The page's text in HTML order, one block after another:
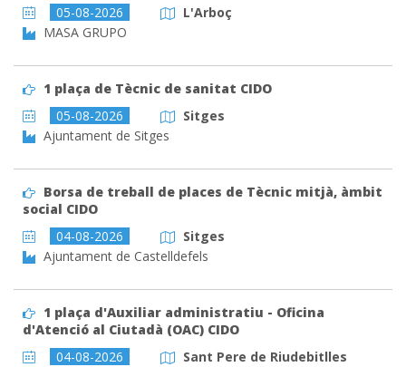
05-08-2026
L'Arboç
MASA GRUPO
1 plaça de Tècnic de sanitat CIDO
05-08-2026
Sitges
Ajuntament de Sitges
Borsa de treball de places de Tècnic mitjà, àmbit
social CIDO
04-08-2026
Sitges
Ajuntament de Castelldefels
1 plaça d'Auxiliar administratiu - Oficina
d'Atenció al Ciutadà (OAC) CIDO
04-08-2026
Sant Pere de Riudebitlles